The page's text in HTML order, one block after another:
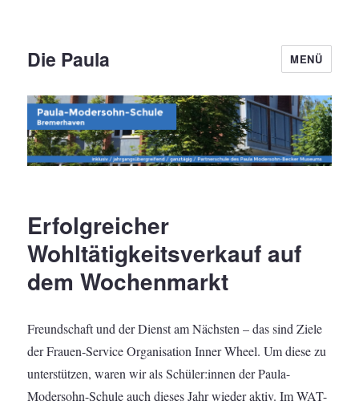
Die Paula MENÜ
Erfolgreicher
Wohltätigkeitsverkauf auf
dem Wochenmarkt
Freundschaft und der Dienst am Nächsten – das sind Ziele
der Frauen-Service Organisation Inner Wheel. Um diese zu
unterstützen, waren wir als Schüler:innen der Paula-
Modersohn-Schule auch dieses Jahr wieder aktiv. Im WAT-